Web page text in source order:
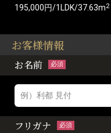
195,000円/1LDK/37.63m2
お客様情報
お名前 必須
フリガナ 必須